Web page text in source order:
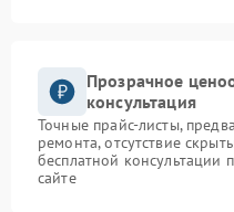
Прозрачное
консультация
Точные прайс-листы,
ремонта, отсутствие
бесплатной консультации
сайте